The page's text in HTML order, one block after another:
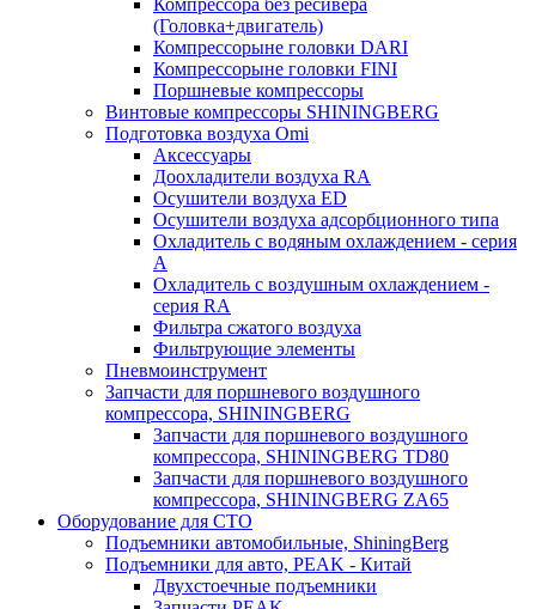
Компрессора без ресивера
(Головка+двигатель)
Компрессорыне головки DARI
Компрессорыне головки FINI
Поршневые компрессоры
Винтовые компрессоры SHININGBERG
Подготовка воздуха Omi
Аксессуары
Доохладители воздуха RA
Осушители воздуха ED
Осушители воздуха адсорбционного типа
Охладитель с водяным охлаждением - серия
A
Охладитель с воздушным охлаждением -
серия RA
Фильтра сжатого воздуха
Фильтрующие элементы
Пневмоинструмент
Запчасти для поршневого воздушного
компрессора, SHININGBERG
Запчасти для поршневого воздушного
компрессора, SHININGBERG TD80
Запчасти для поршневого воздушного
компрессора, SHININGBERG ZA65
Оборудование для СТО
Подъемники автомобильные, ShiningBerg
Подъемники для авто, PEAK - Китай
Двухстоечные подъемники